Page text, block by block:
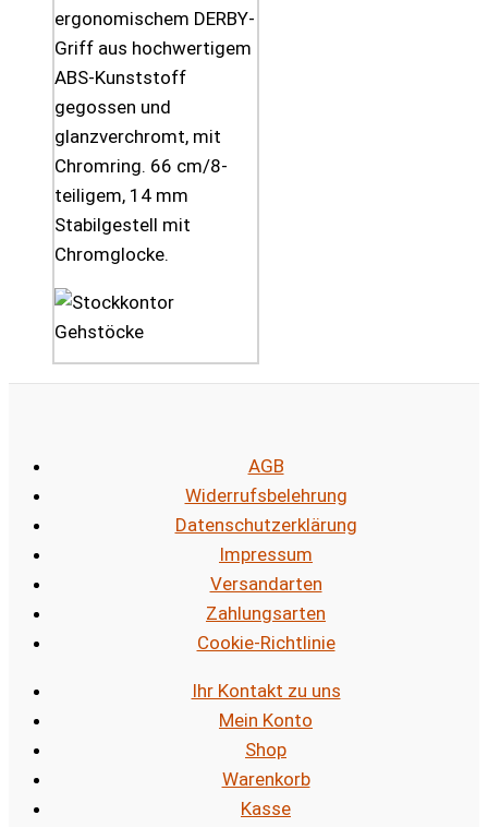
ergonomischem DERBY-
Griff aus hochwertigem
ABS-Kunststoff
gegossen und
glanzverchromt, mit
Chromring. 66 cm/8-
teiligem, 14 mm
Stabilgestell mit
Chromglocke.
AGB
Widerrufsbelehrung
Datenschutzerklärung
Impressum
Versandarten
Zahlungsarten
Cookie-Richtlinie
Ihr Kontakt zu uns
Mein Konto
Shop
Warenkorb
Kasse